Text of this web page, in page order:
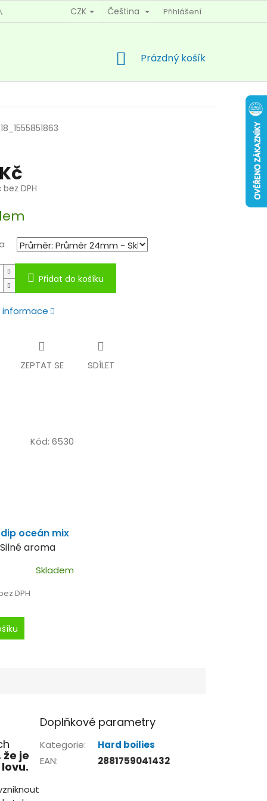
OCHRANY OSOBNÍCH ÚDAJŮ KONTAKTY
CZK Čeština Přihlášení
NÁKUPNÍ
Prázdný košík
bez DPH
Přidat do košíku
informace
ZEPTAT SE SDÍLET
oceán mix
Silné aroma
Skladem
DPH
Kód:6530
je
Doplňkové parametry
Kategorie:
Hard boilies
EAN: 2881759041432